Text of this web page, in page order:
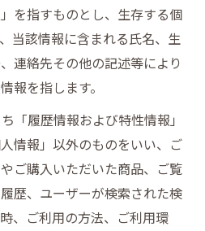
を指すものとし、生存する個
当該情報に含まれる氏名、生
連絡先その他の記述等により
報を指します。
「履歴情報および特性情報」
情報」以外のものをいい、ご
ご購入いただいた商品、ご覧
歴、ユーザーが検索された検
、ご利用の方法、ご利用環